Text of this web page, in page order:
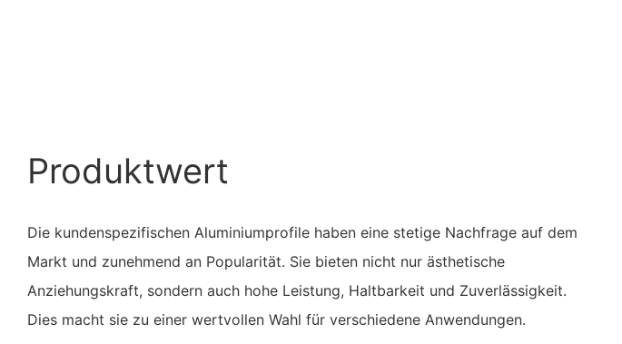
Produktwert
Die kundenspezifischen Aluminiumprofile haben eine stetige Nachfrage auf dem
Markt und zunehmend an Popularität. Sie bieten nicht nur ästhetische
Anziehungskraft, sondern auch hohe Leistung, Haltbarkeit und Zuverlässigkeit.
Dies macht sie zu einer wertvollen Wahl für verschiedene Anwendungen.